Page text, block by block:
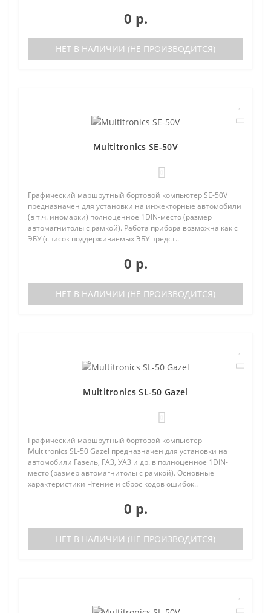
0 р.
НЕТ В НАЛИЧИИ (НЕ ПРОИЗВОДИТСЯ)
Multitronics SE-50V
Графический маршрутный бортовой компьютер SE-50V
предназначен для установки на инжекторные автомобили
(в т.ч. иномарки) полноценное 1DIN-место (размер
автомагнитолы с рамкой). Работа прибора возможна как с
ЭБУ (список поддерживаемых ЭБУ предст..
0 р.
НЕТ В НАЛИЧИИ (НЕ ПРОИЗВОДИТСЯ)
Multitronics SL-50 Gazel
Графический маршрутный бортовой компьютер
Multitronics SL-50 Gazel предназначен для установки на
автомобили Газель, ГАЗ, УАЗ и др. в полноценное 1DIN-
место (размер автомагнитолы с рамкой). Основные
характеристики Чтение и сброс кодов ошибок..
0 р.
НЕТ В НАЛИЧИИ (НЕ ПРОИЗВОДИТСЯ)